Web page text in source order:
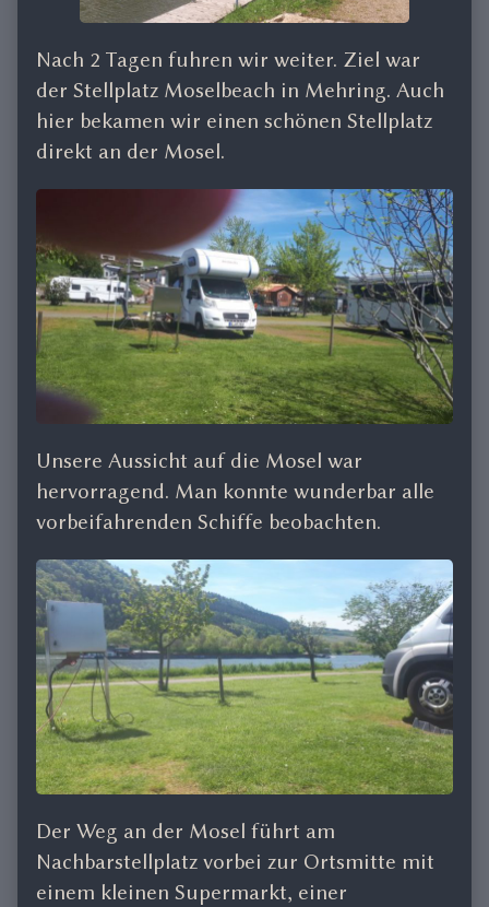
Nach 2 Tagen fuhren wir weiter. Ziel war
der Stellplatz Moselbeach in Mehring. Auch
hier bekamen wir einen schönen Stellplatz
direkt an der Mosel.
Unsere Aussicht auf die Mosel war
hervorragend. Man konnte wunderbar alle
vorbeifahrenden Schiffe beobachten.
Der Weg an der Mosel führt am
Nachbarstellplatz vorbei zur Ortsmitte mit
einem kleinen Supermarkt, einer